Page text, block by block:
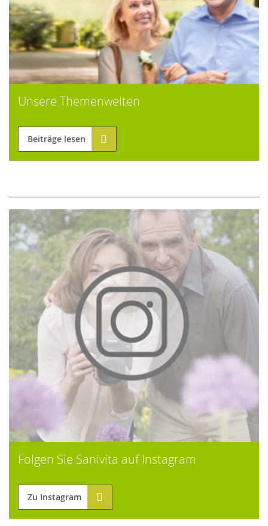
Unsere Themenwelten
Beiträge lesen
Folgen Sie Sanivita auf Instagram
Zu Instagram